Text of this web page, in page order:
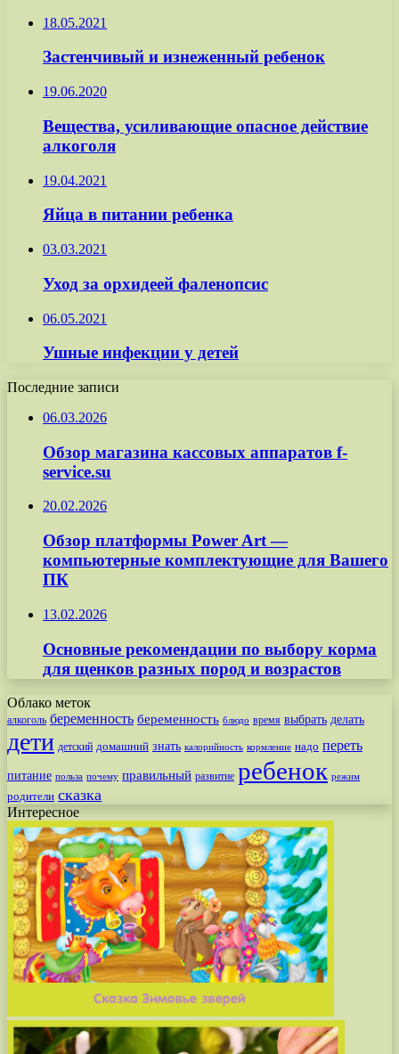
18.05.2021
Застенчивый и изнеженный ребенок
19.06.2020
Вещества, усиливающие опасное действие
алкоголя
19.04.2021
Яйца в питании ребенка
03.03.2021
Уход за орхидеей фаленопсис
06.05.2021
Ушные инфекции у детей
Последние записи
06.03.2026
Обзор магазина кассовых аппаратов f-
service.su
20.02.2026
Обзор платформы Power Art —
компьютерные комплектующие для Вашего
ПК
13.02.2026
Основные рекомендации по выбору корма
для щенков разных пород и возрастов
Облако меток
алкоголь беременность беременность блюдо время выбрать делать
дети детский домашний знать калорийность кормление надо переть
питание польза почему правильный развитие ребенок режим
родители сказка
Интересное